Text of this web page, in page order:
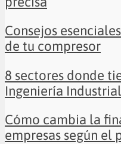
Consejos
de tu compresor
8 sectores donde
Ingeniería Industrial
Cómo cambia la
empresas según el